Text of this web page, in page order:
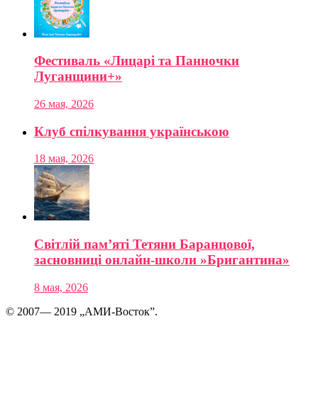
Фестиваль «Лицарі та Панночки
Луганщини+»
26 мая, 2026
Клуб спілкування українською
18 мая, 2026
Світлій пам’яті Тетяни Баранцової,
засновниці онлайн-школи »Бригантина»
8 мая, 2026
© 2007— 2019 „АМИ-Восток”.